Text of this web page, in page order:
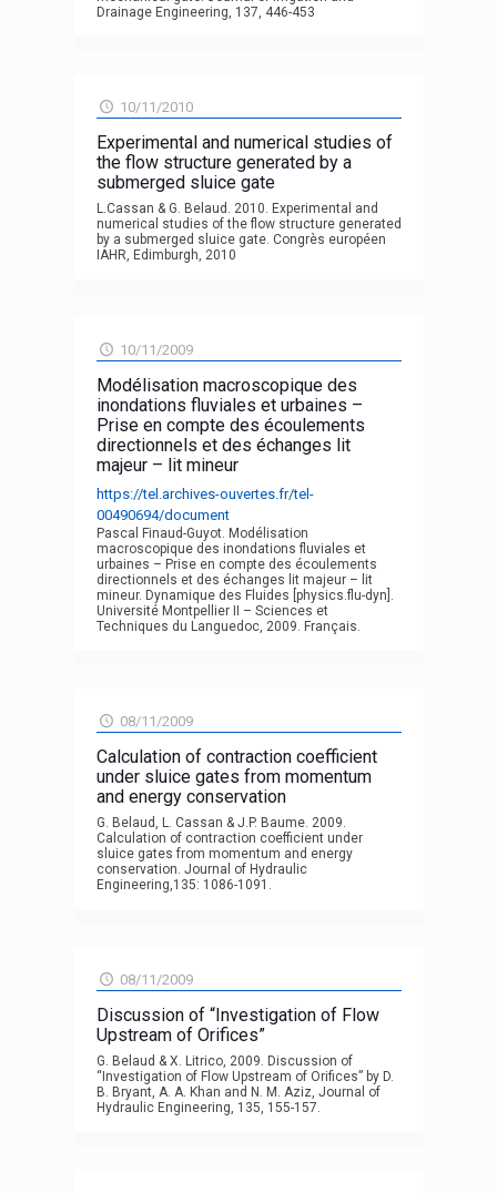
Drainage Engineering, 137, 446-453
10/11/2010
Experimental and numerical studies of
the flow structure generated by a
submerged sluice gate
L.Cassan & G. Belaud. 2010. Experimental and
numerical studies of the flow structure generated
by a submerged sluice gate. Congrès européen
IAHR, Edimburgh, 2010
10/11/2009
Modélisation macroscopique des
inondations fluviales et urbaines –
Prise en compte des écoulements
directionnels et des échanges lit
majeur – lit mineur
https://tel.archives-ouvertes.fr/tel-
00490694/document
Pascal Finaud-Guyot. Modélisation
macroscopique des inondations fluviales et
urbaines – Prise en compte des écoulements
directionnels et des échanges lit majeur – lit
mineur. Dynamique des Fluides [physics.flu-dyn].
Université Montpellier II – Sciences et
Techniques du Languedoc, 2009. Français.
08/11/2009
Calculation of contraction coefficient
under sluice gates from momentum
and energy conservation
G. Belaud, L. Cassan & J.P. Baume. 2009.
Calculation of contraction coefficient under
sluice gates from momentum and energy
conservation. Journal of Hydraulic
Engineering,135: 1086-1091.
08/11/2009
Discussion of “Investigation of Flow
Upstream of Orifices”
G. Belaud & X. Litrico, 2009. Discussion of
“Investigation of Flow Upstream of Orifices” by D.
B. Bryant, A. A. Khan and N. M. Aziz, Journal of
Hydraulic Engineering, 135, 155-157.